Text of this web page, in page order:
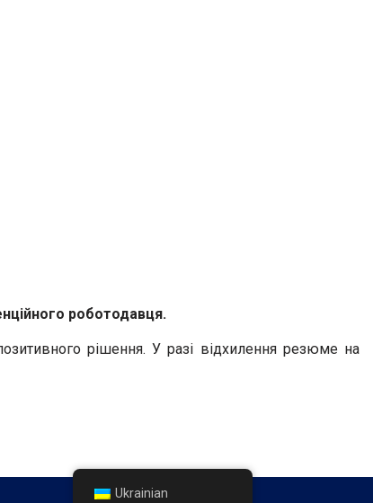
роботодавця.
рішення. У разі відхилення резюме на
Ukrainian